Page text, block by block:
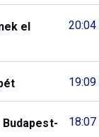
20:04
el
19:09
18:07